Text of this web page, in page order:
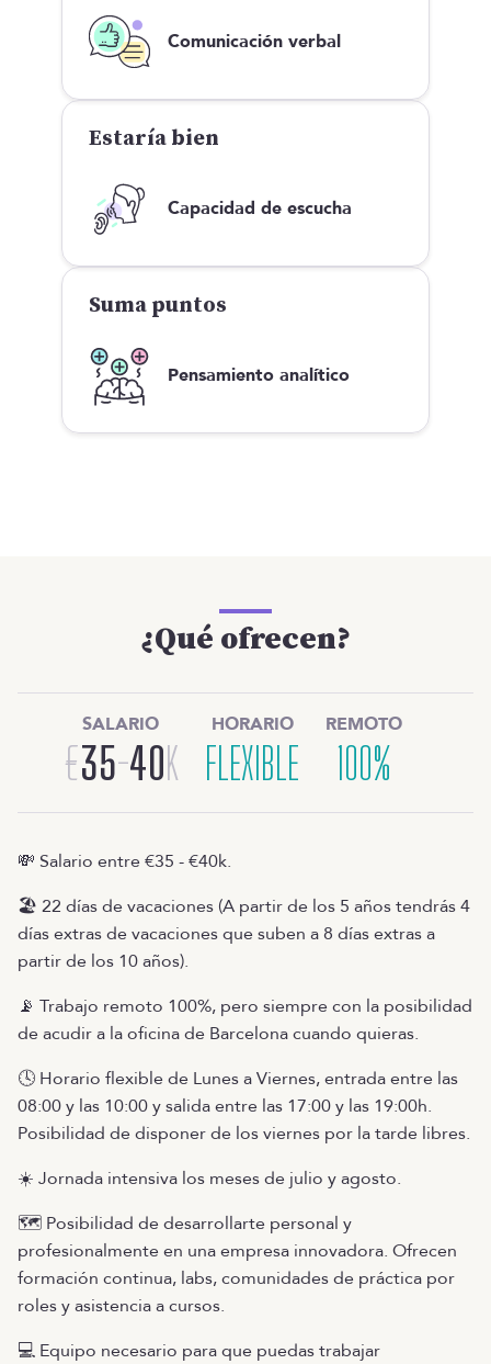
Comunicación verbal
Estaría bien
Capacidad de escucha
Suma puntos
Pensamiento analítico
¿Qué ofrecen?
SALARIO
€35-40K
HORARIO
FLEXIBLE
REMOTO
100%
💸 Salario entre €35 - €40k.
🏖️ 22 días de vacaciones (A partir de los 5 años tendrás 4
días extras de vacaciones que suben a 8 días extras a
partir de los 10 años).
📡 Trabajo remoto 100%, pero siempre con la posibilidad
de acudir a la oficina de Barcelona cuando quieras.
🕓 Horario flexible de Lunes a Viernes, entrada entre las
08:00 y las 10:00 y salida entre las 17:00 y las 19:00h.
Posibilidad de disponer de los viernes por la tarde libres.
☀️ Jornada intensiva los meses de julio y agosto.
🗺️ Posibilidad de desarrollarte personal y
profesionalmente en una empresa innovadora. Ofrecen
formación continua, labs, comunidades de práctica por
roles y asistencia a cursos.
💻 Equipo necesario para que puedas trabajar